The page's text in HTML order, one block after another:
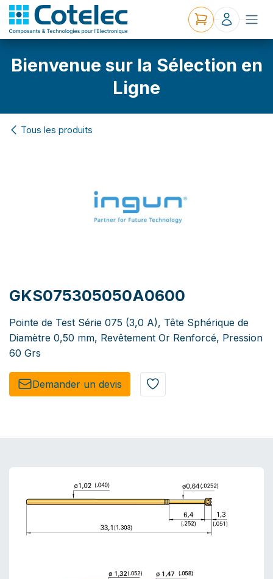
Bienvenue sur la Sélection en
Ligne
Tous les produits
GKS075305050A0600
Pointe de Test Série 075 (3,0 A), Tête Sphérique de
Diamètre 0,50 mm, Revêtement Or Renforcé, Pression
60 Grs
Demander un de​​vis​​